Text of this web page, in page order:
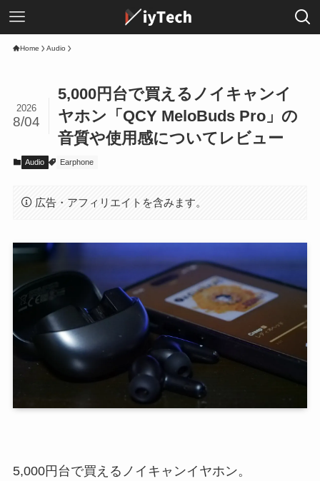
Home Audio
5,000円台で買えるノイキャンイ
ヤホン「QCY MeloBuds Pro」の
音質や使用感についてレビュー
2026
8/04
Audio Earphone
広告・アフィリエイトを含みます。
5,000円台で買えるノイキャンイヤホン。